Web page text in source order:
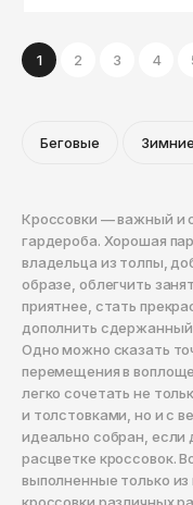
1 2 3 4
Беговые Зимние
Кроссовки — важный и
гардероба. Хорошая
владельца из толпы,
образе, облегчить
приятнее, стать
дополнить
Одно можно сказать
перемещения в
легко сочетать не
и толстовками, но и с
идеально собран, если
расцветке кроссовок.
выполненные только